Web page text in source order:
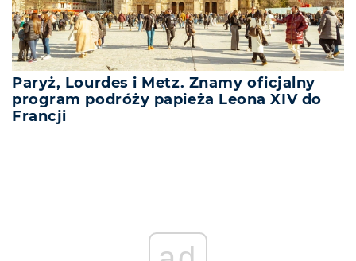
Paryż, Lourdes i Metz. Znamy oficjalny
program podróży papieża Leona XIV do
Francji